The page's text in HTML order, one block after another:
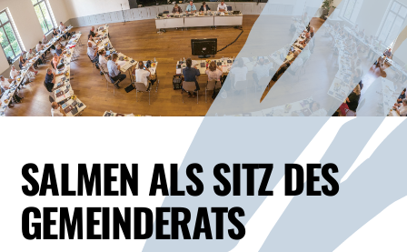
SALMEN ALS SITZ DES
GEMEINDERATS